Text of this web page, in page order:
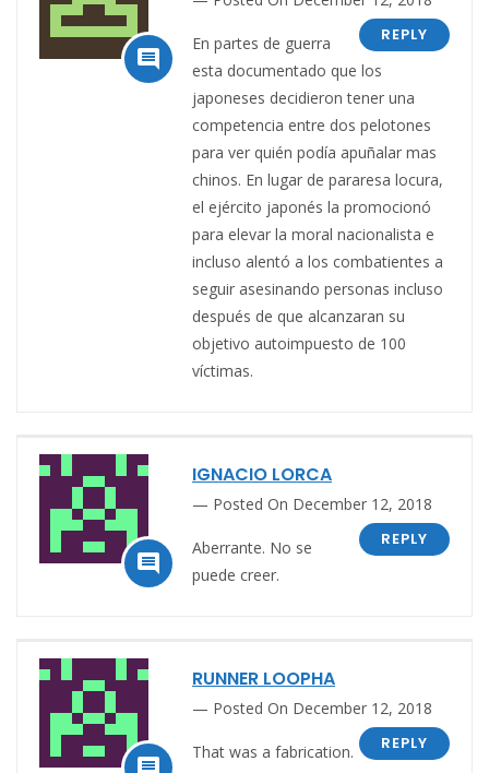

REPLY
En partes de guerra
esta documentado que los
japoneses decidieron tener una
competencia entre dos pelotones
para ver quién podía apuñalar mas
chinos. En lugar de pararesa locura,
el ejército japonés la promocionó
para elevar la moral nacionalista e
incluso alentó a los combatientes a
seguir asesinando personas incluso
después de que alcanzaran su
objetivo autoimpuesto de 100
víctimas.

IGNACIO LORCA
Posted On December 12, 2018
REPLY
Aberrante. No se
puede creer.
RUNNER LOOPHA
Posted On December 12, 2018
REPLY
That was a fabrication.